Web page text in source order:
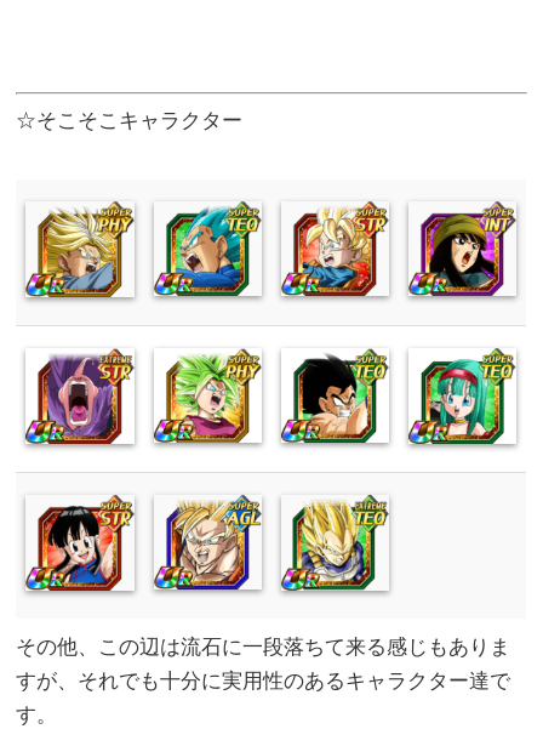
☆そこそこキャラクター
その他、この辺は流石に一段落ちて来る感じもありま
すが、それでも十分に実用性のあるキャラクター達で
す。